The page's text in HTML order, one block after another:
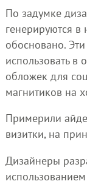
По задумке
генерируются в
обосновано.
использовать в
обложек для
магнитиков на
Примерили
визитки, на
Дизайнеры